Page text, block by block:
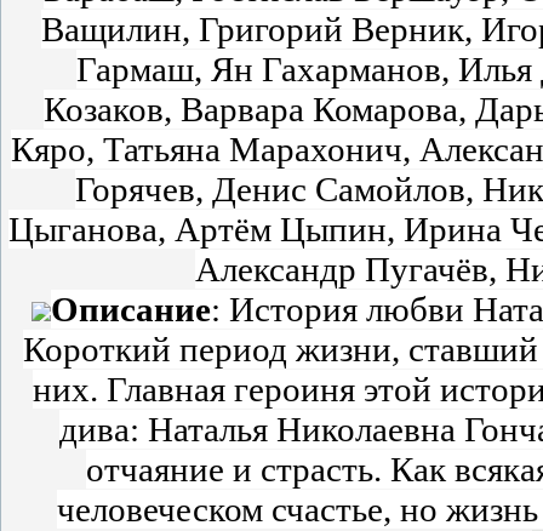
Ващилин, Григорий Верник,
Гармаш, Ян Гахарманов, Илья
Козаков, Варвара Комарова,
Кяро, Татьяна Марахонич,
Горячев, Денис Самойлов,
Цыганова, Артём Цыпин, Ирина
Александр Пугачёв,
Описание: История любви
Короткий период жизни,
них. Главная героиня этой
дива: Наталья Николаевна
отчаяние и страсть. Как
человеческом счастье, но